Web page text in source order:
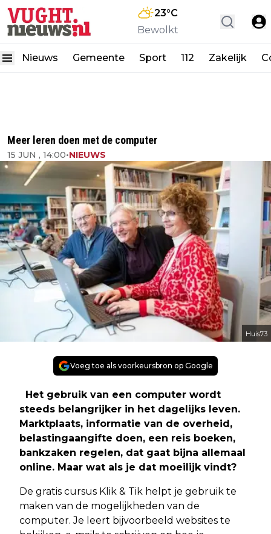
23°C
Bewolkt
Nieuws Gemeente Sport 112 Zakelijk
Meer leren doen met de computer
15 JUN , 14:00•NIEUWS
Huis73
Voeg toe als voorkeursbron op Google
Het gebruik van een computer wordt
steeds belangrijker in het dagelijks leven.
Marktplaats, informatie van de overheid,
belastingaangifte doen, een reis boeken,
bankzaken regelen, dat gaat bijna allemaal
online. Maar wat als je dat moeilijk vindt?
De gratis cursus Klik & Tik helpt je gebruik te
maken van de mogelijkheden van de
computer. Je leert bijvoorbeeld websites te